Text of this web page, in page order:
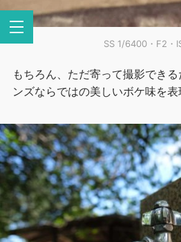
SS 1/6400・F2・
もちろん、ただ寄って撮影でき
ンズならではの美しいボケ味を表